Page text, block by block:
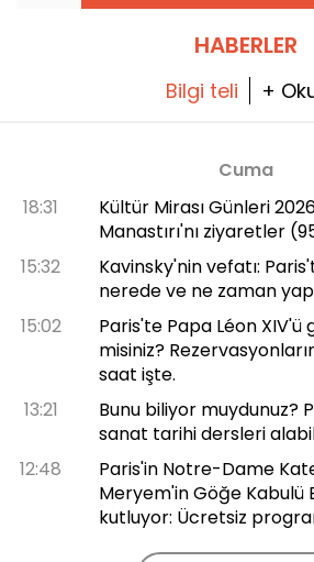
HABERLER
Bilgi teli +
Cuma
18:31
Kültür Mirası Günleri
Manastırı'nı ziyaretler
15:32
Kavinsky'nin vefatı:
nerede ve ne zaman
15:02
Paris'te Papa Léon
misiniz?
saat işte.
13:21
Bunu biliyor muydunuz?
sanat tarihi dersleri
12:48
Paris'in Notre-Dame
Meryem'in Göğe Kabulü
kutluyor: Ücretsiz